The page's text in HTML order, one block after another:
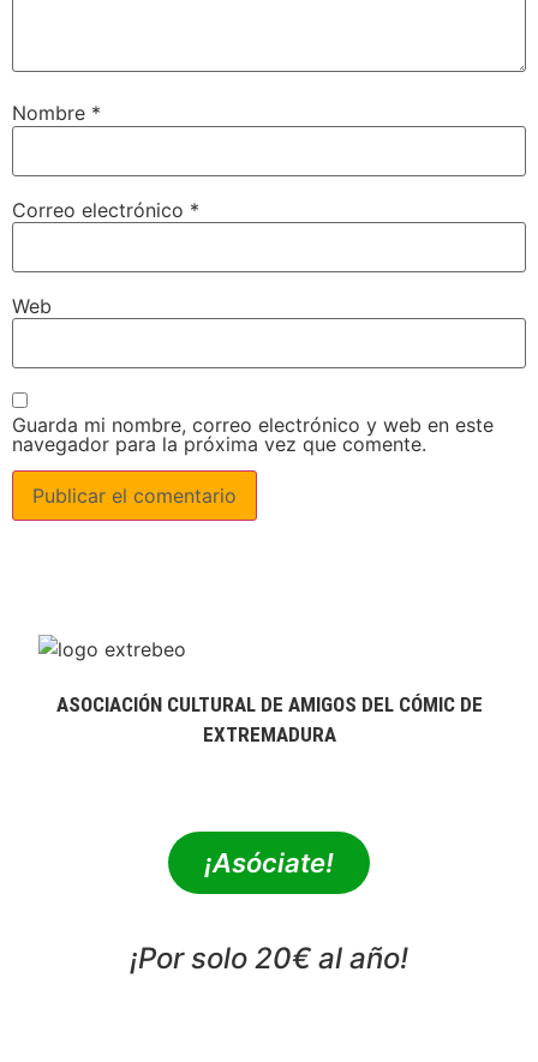
Nombre *
Correo electrónico *
Web
Guarda mi nombre, correo electrónico y web en este
navegador para la próxima vez que comente.
ASOCIACIÓN CULTURAL DE AMIGOS DEL CÓMIC DE
EXTREMADURA
¡Asóciate!
¡Por solo 20€ al año!